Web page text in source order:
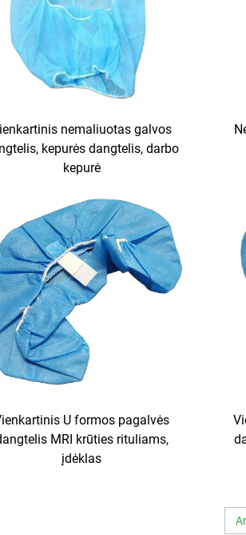
nemaliuotas galvos
kepurės dangtelis, darbo
kepurė
U formos pagalvės
MRI krūties rituliams,
įdėklas